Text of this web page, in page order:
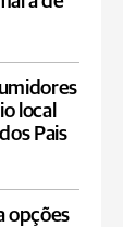
local
Pais
opções